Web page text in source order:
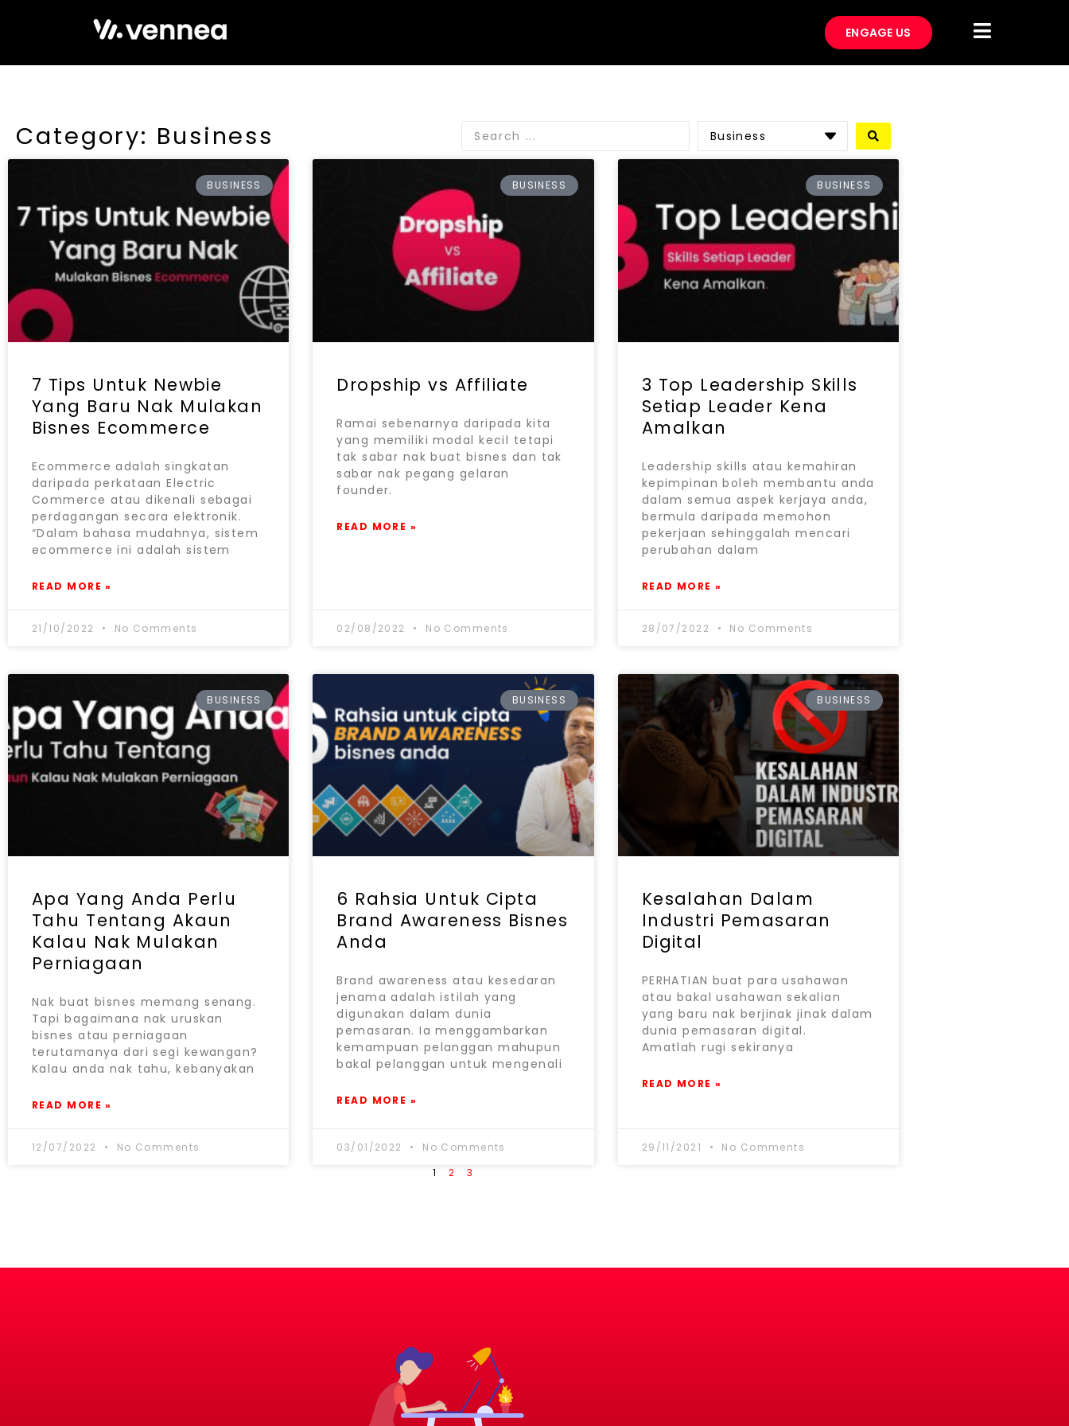
ENGAGE US
Category: Business Business
BUSINESS
7 Tips Untuk Newbie
Yang Baru Nak Mulakan
Bisnes Ecommerce
Ecommerce adalah singkatan
daripada perkataan Electric
Commerce atau dikenali sebagai
perdagangan secara elektronik.
“Dalam bahasa mudahnya, sistem
ecommerce ini adalah sistem
READ MORE »
21/10/2022 No Comments
BUSINESS
Dropship vs Affiliate
Ramai sebenarnya daripada kita
yang memiliki modal kecil tetapi
tak sabar nak buat bisnes dan tak
sabar nak pegang gelaran
founder.
READ MORE »
02/08/2022 No Comments
BUSINESS
3 Top Leadership Skills
Setiap Leader Kena
Amalkan
Leadership skills atau kemahiran
kepimpinan boleh membantu anda
dalam semua aspek kerjaya anda,
bermula daripada memohon
pekerjaan sehinggalah mencari
perubahan dalam
READ MORE »
28/07/2022 No Comments
BUSINESS
Apa Yang Anda Perlu
Tahu Tentang Akaun
Kalau Nak Mulakan
Perniagaan
Nak buat bisnes memang senang.
Tapi bagaimana nak uruskan
bisnes atau perniagaan
terutamanya dari segi kewangan?
Kalau anda nak tahu, kebanyakan
READ MORE »
12/07/2022 No Comments
BUSINESS
6 Rahsia Untuk Cipta
Brand Awareness Bisnes
Anda
Brand awareness atau kesedaran
jenama adalah istilah yang
digunakan dalam dunia
pemasaran. Ia menggambarkan
kemampuan pelanggan mahupun
bakal pelanggan untuk mengenali
READ MORE »
03/01/2022 No Comments
BUSINESS
Kesalahan Dalam
Industri Pemasaran
Digital
PERHATIAN buat para usahawan
atau bakal usahawan sekalian
yang baru nak berjinak jinak dalam
dunia pemasaran digital.
Amatlah rugi sekiranya
READ MORE »
29/11/2021
No Comments
1
2 3